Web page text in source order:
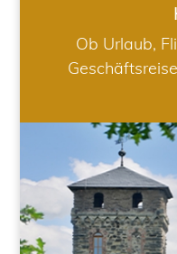
Ob Urlaub,